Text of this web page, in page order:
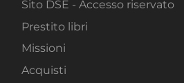
Sito DSE - Accesso riservato
Prestito libri
Missioni
Acquisti